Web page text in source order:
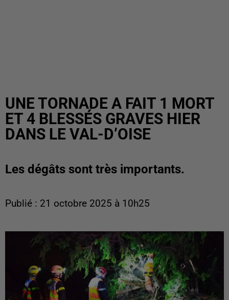
UNE TORNADE A FAIT 1 MORT
ET 4 BLESSÉS GRAVES HIER
DANS LE VAL-D’OISE
Les dégâts sont très importants.
Publié : 21 octobre 2025 à 10h25